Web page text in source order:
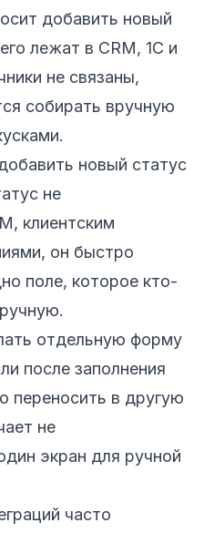
добавить новый
лежат в CRM, 1С и
не связаны,
собирать вручную
новый статус
не
клиентским
он быстро
поле, которое кто-
отдельную форму
после заполнения
переносить в другую
не
экран для ручной
часто